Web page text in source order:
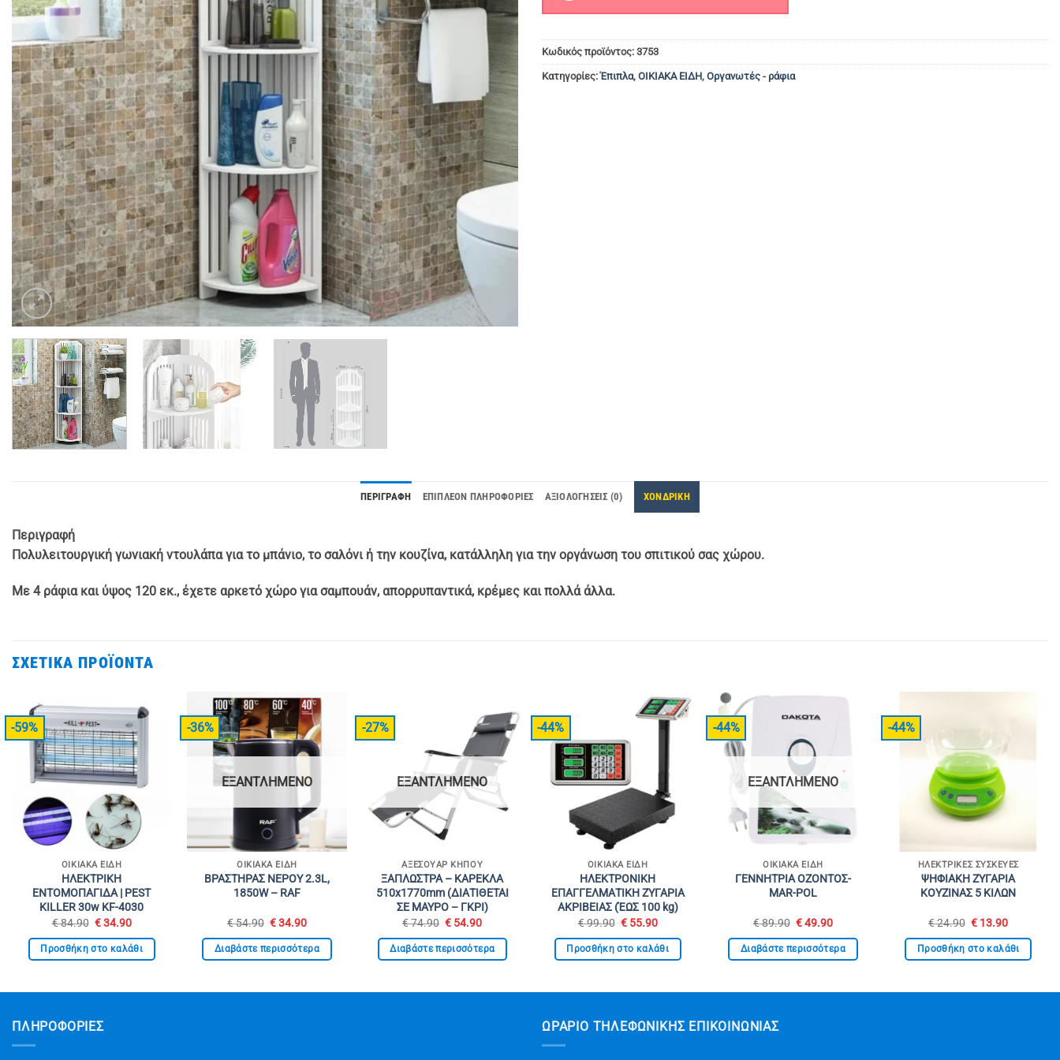
Κωδικός προϊόντος: 3753
Κατηγορίες:Έπιπλα, ΟΙΚΙΑΚΑ ΕΙΔΗ, Οργανωτές - ράφια
ΠΕΡΙΓΡΑΦΉ ΕΠΙΠΛΈΟΝ ΠΛΗΡΟΦΟΡΊΕΣ ΑΞΙΟΛΟΓΉΣΕΙΣ (0) ΧΟΝΔΡΙΚΗ
Περιγραφή
Πολυλειτουργική γωνιακή ντουλάπα για το μπάνιο, το σαλόνι ή την κουζίνα, κατάλληλη για την οργάνωση του σπιτικού σας χώρου.
Με 4 ράφια και ύψος 120 εκ., έχετε αρκετό χώρο για σαμπουάν, απορρυπαντικά, κρέμες και πολλά άλλα.
ΣΧΕΤΙΚΆ ΠΡΟΪΌΝΤΑ
-59%
ΟΙΚΙΑΚΑ ΕΙΔΗ
ΗΛΕΚΤΡΙΚΗ
ΕΝΤΟΜΟΠΑΓΙΔΑ | PEST
KILLER 30w KF-4030
€84.90 Original
was:
€ 84.90.
€34.90Η
τιμή
είναι:
Προσθήκη στο καλάθι
-36%
ΕΞΑΝΤΛΗΜΈΝΟ
ΟΙΚΙΑΚΑ ΕΙΔΗ
ΒΡΑΣΤΗΡΑΣ ΝΕΡΟΥ 2.3L,
1850W – RAF
€54.90 Original
was:
€ 54.90.
€34.90Η
τιμή
είναι:
Διαβάστε περισσότερα
-27%
ΕΞΑΝΤΛΗΜΈΝΟ
ΑΞΕΣΟΥΆΡ ΚΉΠΟΥ
ΞΑΠΛΩΣΤΡΑ – ΚΑΡΕΚΛΑ
510x1770mm (ΔΙΑΤΙΘΕΤΑΙ
ΣΕ ΜΑΥΡΟ – ΓΚΡΙ)
€74.90 Original
was:
€ 74.90.
€ 54.90Η
τιμή
είναι:
Διαβάστε περισσότερα
-44%
ΟΙΚΙΑΚΑ ΕΙΔΗ
ΗΛΕΚΤΡΟΝΙΚΗ
ΕΠΑΓΓΕΛΜΑΤΙΚΗ ΖΥΓΑΡΙΑ
ΑΚΡΙΒΕΙΑΣ (ΈΩΣ 100 kg)
€99.90 Original
was:
€ 99.90.
€55.90Η
τιμή
είναι:
Προσθήκη στο καλάθι
-44%
ΕΞΑΝΤΛΗΜΈΝΟ
ΟΙΚΙΑΚΑ ΕΙΔΗ
ΓΕΝΝΗΤΡΙΑ ΟΖΟΝΤΟΣ-
MAR-POL
€89.90 Original
was:
€ 89.90.
€49.90Η
τιμή
είναι:
Διαβάστε περισσότερα
-44%
ΗΛΕΚΤΡΙΚΈΣ ΣΥΣΚΕΥΈΣ
ΨΗΦΙΑΚΗ ΖΥΓΑΡΙΑ
ΚΟΥΖΙΝΑΣ 5 ΚΙΛΩΝ
€24.90 Original
was:
€ 24.90.
€ 13.90Η
τιμή
είναι:
Προσθήκη στο καλάθι
ΠΛΗΡΟΦΟΡΙΕΣ ΩΡΆΡΙΟ ΤΗΛΕΦΩΝΙΚΉΣ ΕΠΙΚΟΙΝΩΝΊΑΣ